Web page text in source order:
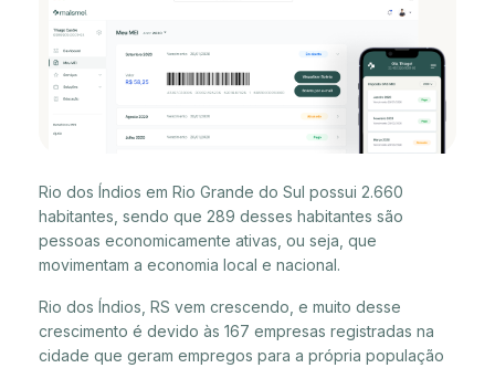
Rio dos Índios em Rio Grande do Sul possui 2.660
habitantes, sendo que 289 desses habitantes são
pessoas economicamente ativas, ou seja, que
movimentam a economia local e nacional.
Rio dos Índios, RS vem crescendo, e muito desse
crescimento é devido às 167 empresas registradas na
cidade que geram empregos para a própria população